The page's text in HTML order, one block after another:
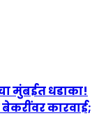
मुंबईत धडाका!
कारवाई;